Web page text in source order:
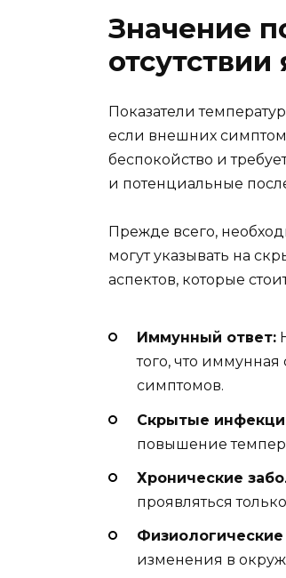
Значение
Показатели
если внешних
беспокойство и
и потенциальные
Прежде всего,
могут указывать на
аспектов, которые
Иммунный ответ:
того, что иммунная
симптомов.
Скрытые
повышение
Хронические
проявляться
изменения в